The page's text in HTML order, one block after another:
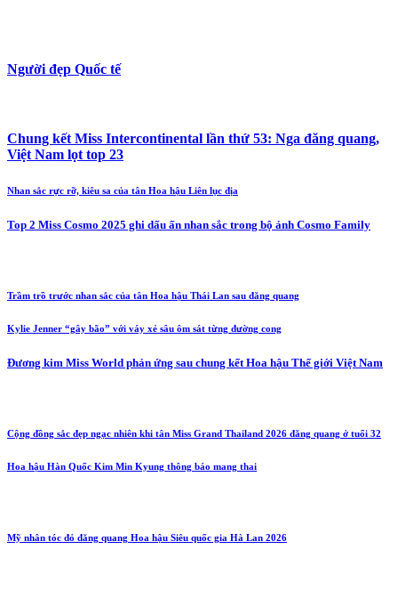
Người đẹp Quốc tế
Chung kết Miss Intercontinental lần thứ 53: Nga đăng quang,
Việt Nam lọt top 23
Nhan sắc rực rỡ, kiêu sa của tân Hoa hậu Liên lục địa
Top 2 Miss Cosmo 2025 ghi dấu ấn nhan sắc trong bộ ảnh Cosmo Family
Trầm trồ trước nhan sắc của tân Hoa hậu Thái Lan sau đăng quang
Kylie Jenner “gây bão” với váy xẻ sâu ôm sát từng đường cong
Đương kim Miss World phản ứng sau chung kết Hoa hậu Thế giới Việt Nam
Cộng đồng sắc đẹp ngạc nhiên khi tân Miss Grand Thailand 2026 đăng quang ở tuổi 32
Hoa hậu Hàn Quốc Kim Min Kyung thông báo mang thai
Mỹ nhân tóc đỏ đăng quang Hoa hậu Siêu quốc gia Hà Lan 2026